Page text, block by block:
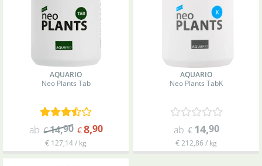
AQUARIO
Neo Plants Tab
ab €14,90 €8,90
€ 127,14 / kg
AQUARIO
Neo Plants TabK
ab € 14,90
€ 212,86 / kg